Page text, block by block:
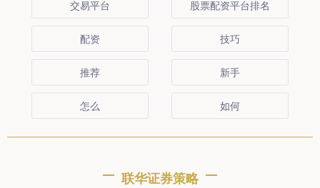
交易平台 股票配资平台排名
配资 技巧
推荐 新手
怎么 如何
联华证券策略